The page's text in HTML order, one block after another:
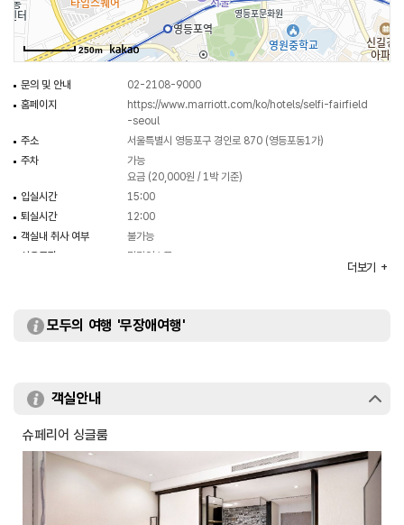
250m
문의 및 안내
02-2108-9000
홈페이지
https://www.marriott.com/ko/hotels/selfi-fairfield
-seoul
주소
서울특별시 영등포구 경인로 870 (영등포동1가)
주차
가능
요금 (20,000원 / 1박 기준)
입실시간
15:00
퇴실시간
12:00
객실내 취사 여부
불가능
식음료장
밀리언스푼
패밀리룸
더보기
모두의 여행 '무장애여행'
객실안내
슈페리어 싱글룸